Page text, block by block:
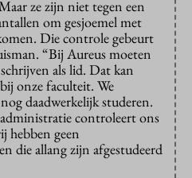
ze zijn niet tegen een
om gesjoemel met
Die controle gebeurt
“Bij Aureus moeten
als lid. Dat kan
onze faculteit. We
daadwerkelijk studeren.
controleert ons
hebben geen
die allang zijn afgestudeerd